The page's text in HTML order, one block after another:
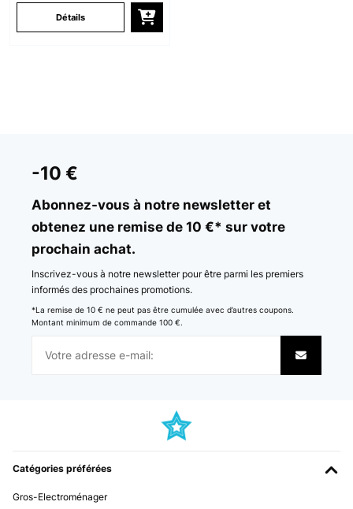
Détails
-10 €
Abonnez-vous à notre newsletter et
obtenez une remise de 10 €* sur votre
prochain achat.
Inscrivez-vous à notre newsletter pour être parmi les premiers
informés des prochaines promotions.
*La remise de 10 € ne peut pas être cumulée avec d’autres coupons.
Montant minimum de commande 100 €.
Catégories préférées
Gros-Electroménager